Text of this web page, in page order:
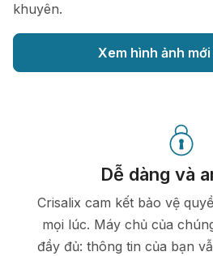
khuyên.
Xem hình ảnh
Dễ dàng và
Crisalix cam kết bảo vệ
mọi lúc. Máy chủ của
đầy đủ: thông tin của bạn